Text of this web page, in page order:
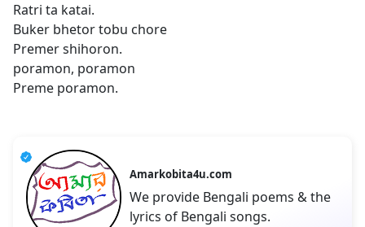
Ratri ta katai.
Buker bhetor tobu chore
Premer shihoron.
poramon, poramon
Preme poramon.
Amarkobita4u.com
We provide Bengali poems & the
lyrics of Bengali songs.